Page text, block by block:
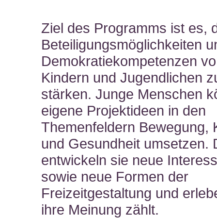
Ziel des Programms ist es,
Beteiligungsmöglichkeiten
Demokratiekompetenzen
Kindern und Jugendlichen
stärken. Junge Menschen
eigene Projektideen in den
Themenfeldern Bewegung,
und Gesundheit umsetzen.
entwickeln sie neue
sowie neue Formen der
Freizeitgestaltung und
ihre Meinung zählt.